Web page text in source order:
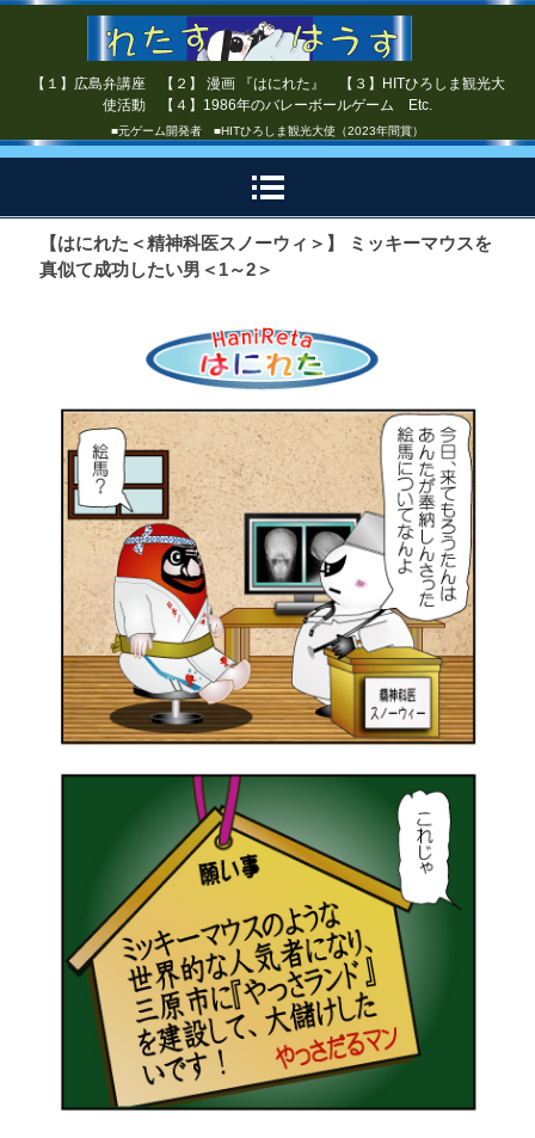
【１】広島弁講座 【２】 漫画 『はにれた』 【３】HITひろしま観光大
使活動 【４】1986年のバレーボールゲーム Etc.
■元ゲーム開発者 ■HITひろしま観光大使（2023年間賞）
【はにれた＜精神科医スノーウィ＞】 ミッキーマウスを
真似て成功したい男＜1～2＞